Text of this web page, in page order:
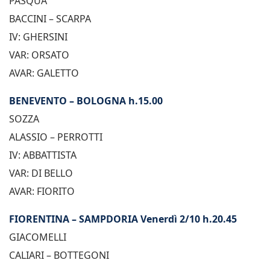
BACCINI – SCARPA
IV: GHERSINI
VAR: ORSATO
AVAR: GALETTO
BENEVENTO – BOLOGNA h.15.00
SOZZA
ALASSIO – PERROTTI
IV: ABBATTISTA
VAR: DI BELLO
AVAR: FIORITO
FIORENTINA – SAMPDORIA Venerdì 2/10 h.20.45
GIACOMELLI
CALIARI – BOTTEGONI